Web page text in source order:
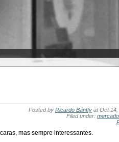
Posted by Ricardo Bánffy at Oct 14,
Filed under: mercado
mas sempre interessantes.